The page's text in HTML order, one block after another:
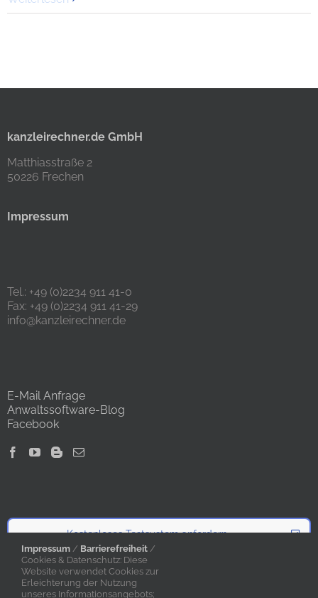
kanzleirechner.de GmbH
Matthiasstraße 2
50226 Frechen
Impressum
Tel.: +49 (0)2234 911 41-0
Fax: +49 (0)2234 911 41-29
info@kanzleirechner.de
E-Mail Anfrage
Anwaltssoftware-Blog
Facebook
Kostenloses Testsystem anfordern
Angebot anfordern
Impressum / Barrierefreiheit /
Cookies & Datenschutz: Diese
Website verwendet Cookies zur
Erleichterung der Nutzung
unseres Informationsangebots;